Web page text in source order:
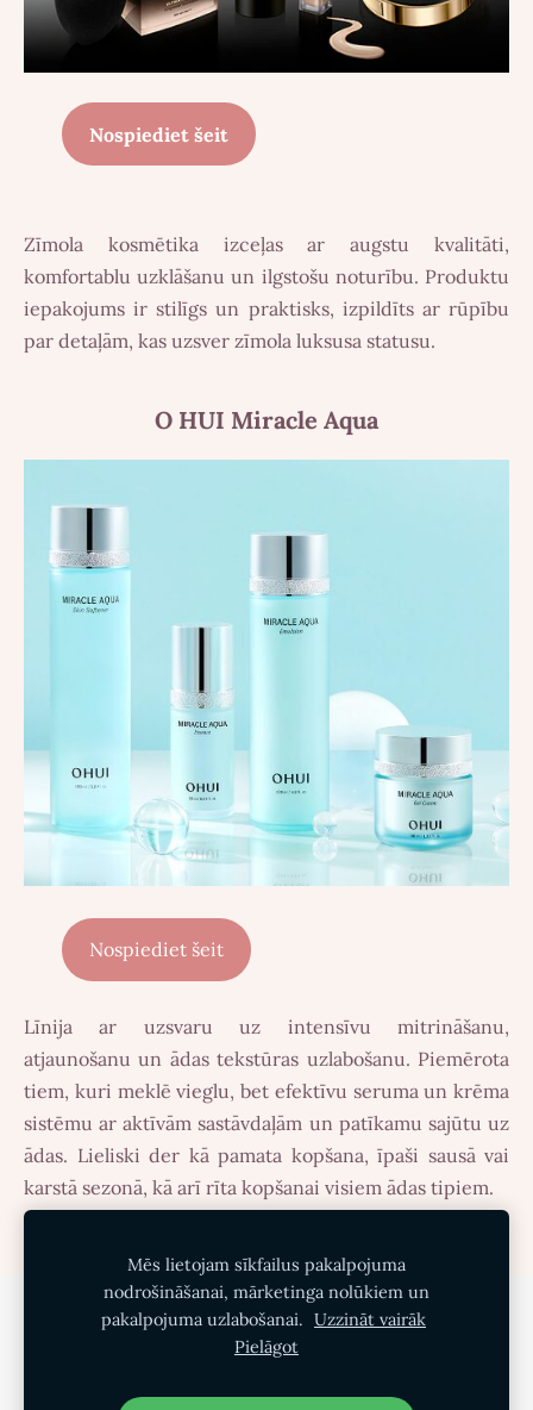
Nospiediet šeit
Zīmola kosmētika izceļas ar augstu kvalitāti,
komfortablu uzklāšanu un ilgstošu noturību. Produktu
iepakojums ir stilīgs un praktisks, izpildīts ar rūpību
par detaļām, kas uzsver zīmola luksusa statusu.
O HUI Miracle Aqua
Nospiediet šeit
Līnija ar uzsvaru uz intensīvu mitrināšanu,
atjaunošanu un ādas tekstūras uzlabošanu. Piemērota
tiem, kuri meklē vieglu, bet efektīvu seruma un krēma
sistēmu ar aktīvām sastāvdaļām un patīkamu sajūtu uz
ādas. Lieliski der kā pamata kopšana, īpaši sausā vai
karstā sezonā, kā arī rīta kopšanai visiem ādas tipiem.
Privātuma politika
Pirkšanas noteikumi
Par mums Kontakti
Mēs lietojam sīkfailus pakalpojuma
nodrošināšanai, mārketinga nolūkiem un
pakalpojuma uzlabošanai. Uzzināt vairāk
Pielāgot